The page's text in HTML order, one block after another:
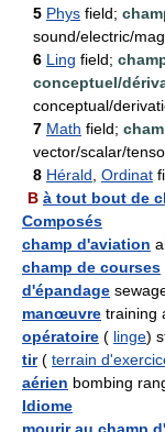
5 Phys field;
sound/electric/
6 Ling field;
conceptuel/
conceptual/
7 Math field;
vector/scalar/
8 Hérald Ordinat
B à tout bout de
Composés
champ d'aviation
champ de courses
d'épandage
manœuvre training
opératoire ( linge)
tir( terrain
aérien bombing
Idiome